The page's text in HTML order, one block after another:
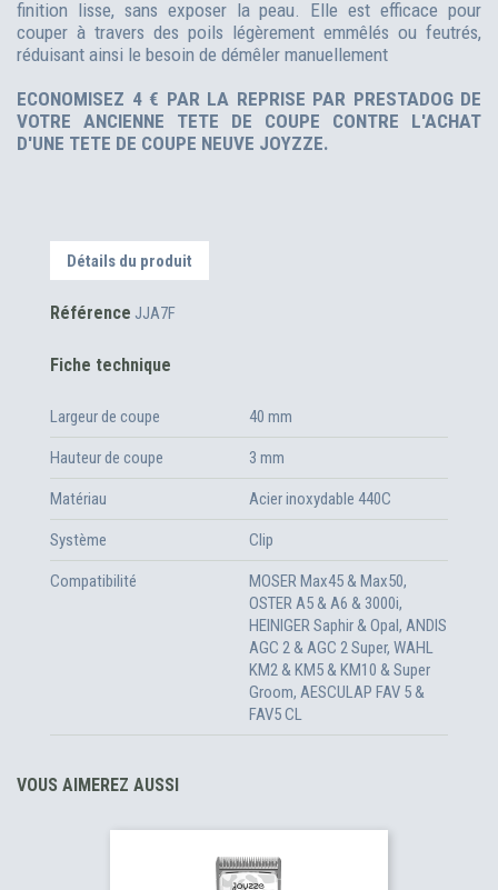
finition lisse, sans exposer la peau. Elle est efficace pour
couper à travers des poils légèrement emmêlés ou feutrés,
réduisant ainsi le besoin de démêler manuellement
ECONOMISEZ 4 € PAR LA REPRISE PAR PRESTADOG DE
VOTRE ANCIENNE TETE DE COUPE CONTRE L'ACHAT
D'UNE TETE DE COUPE NEUVE JOYZZE.
Détails du produit
Référence JJA7F
Fiche technique
Largeur de coupe 40 mm
Hauteur de coupe 3 mm
Matériau Acier inoxydable 440C
Système Clip
Compatibilité
MOSER Max45 & Max50,
OSTER A5 & A6 & 3000i,
HEINIGER Saphir & Opal, ANDIS
AGC 2 & AGC 2 Super, WAHL
KM2 & KM5 & KM10 & Super
Groom, AESCULAP FAV 5 &
FAV5 CL
VOUS AIMEREZ AUSSI